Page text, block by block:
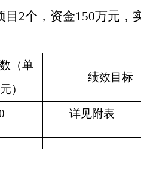
目 2个，资金150万元，
（单
）
绩效目标
详见附表